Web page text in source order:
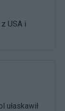
USA i
ułaskawił